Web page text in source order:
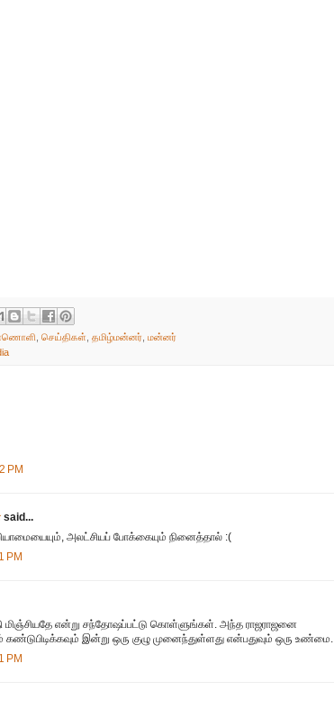
செய்திகள் தமிழ்மன்னர் மன்னர்
PM
said...
அலட்சியப் போக்கையும் நினைத்தால் :(
PM
மிஞ்சியதே என்று சந்தோஷப்பட்டு கொள்ளுங்கள். அந்த ராஜராஜனை
இன்று ஒரு குழு முனைந்துள்ளது என்பதுவும் ஒரு உண்மை.
PM